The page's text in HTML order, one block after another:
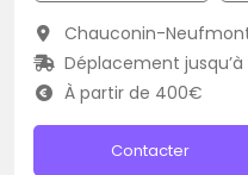
Chauconin-
Déplacement jusqu’à
À partir de 400€
Contacter